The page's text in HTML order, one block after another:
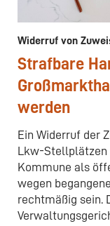
Widerruf von
Strafbare
werden
Ein Widerruf der
Lkw-Stellplätzen
Kommune als
wegen
rechtmäßig sein.